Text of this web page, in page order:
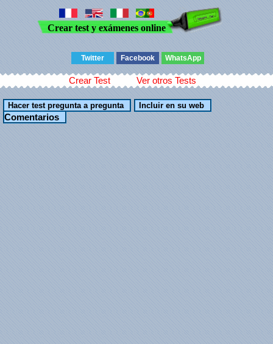
Crear test y exámenes online
Twitter Facebook WhatsApp
Crear Test Ver otros Tests
Comentarios